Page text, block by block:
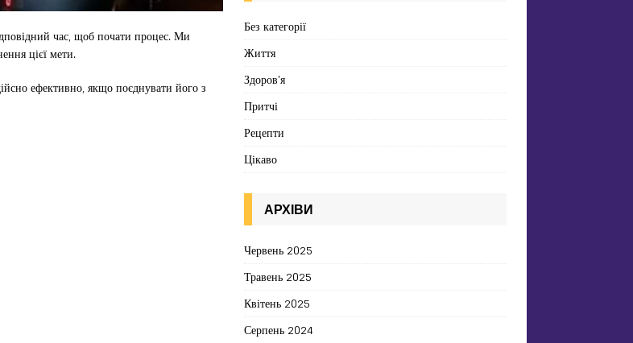
час, щоб почати процес. Ми
цієї мети.
ефективно, якщо поєднувати його з
Без категорії
Життя
Здоров'я
Притчі
Рецепти
Цікаво
АРХІВИ
Червень 2025
Травень 2025
Квітень 2025
Серпень 2024